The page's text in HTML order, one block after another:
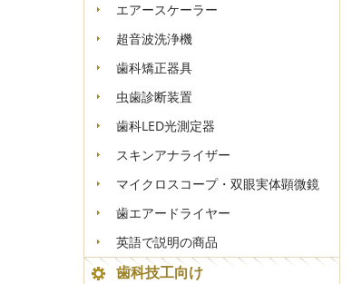
エアースケーラー
超音波洗浄機
歯科矯正器具
虫歯診断装置
歯科LED光測定器
スキンアナライザー
マイクロスコープ・双眼実体顕微鏡
歯エアードライヤー
英語で説明の商品
歯科技工向け